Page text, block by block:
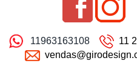
11963163108
11